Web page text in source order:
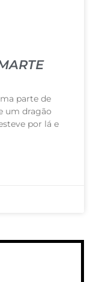
parte de
um dragão
por lá e